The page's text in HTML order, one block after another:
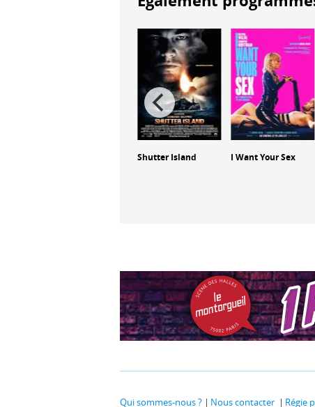
Shutter Island I Want Your Sex
Qui sommes-nous ? Nous contacter Régie